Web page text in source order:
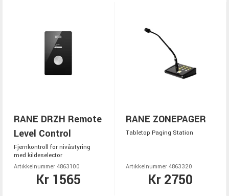
RANE DRZH Remote
Level Control
Fjernkontroll for nivåstyring
med kildeselector
Artikkelnummer 4863100
Kr 1565
RANE ZONEPAGER
Tabletop Paging Station
Artikkelnummer 4863320
Kr 2750